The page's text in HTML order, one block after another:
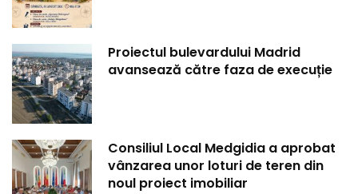
Proiectul bulevardului Madrid
avansează către faza de execuție
Consiliul Local Medgidia a aprobat
vânzarea unor loturi de teren din
noul proiect imobiliar